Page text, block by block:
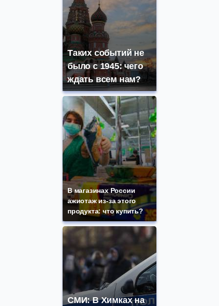
Таких событий не
было с 1945: чего
ждать всем нам?
В магазинах России
ажиотаж из-за этого
продукта: что купить?
СМИ: В Химках на